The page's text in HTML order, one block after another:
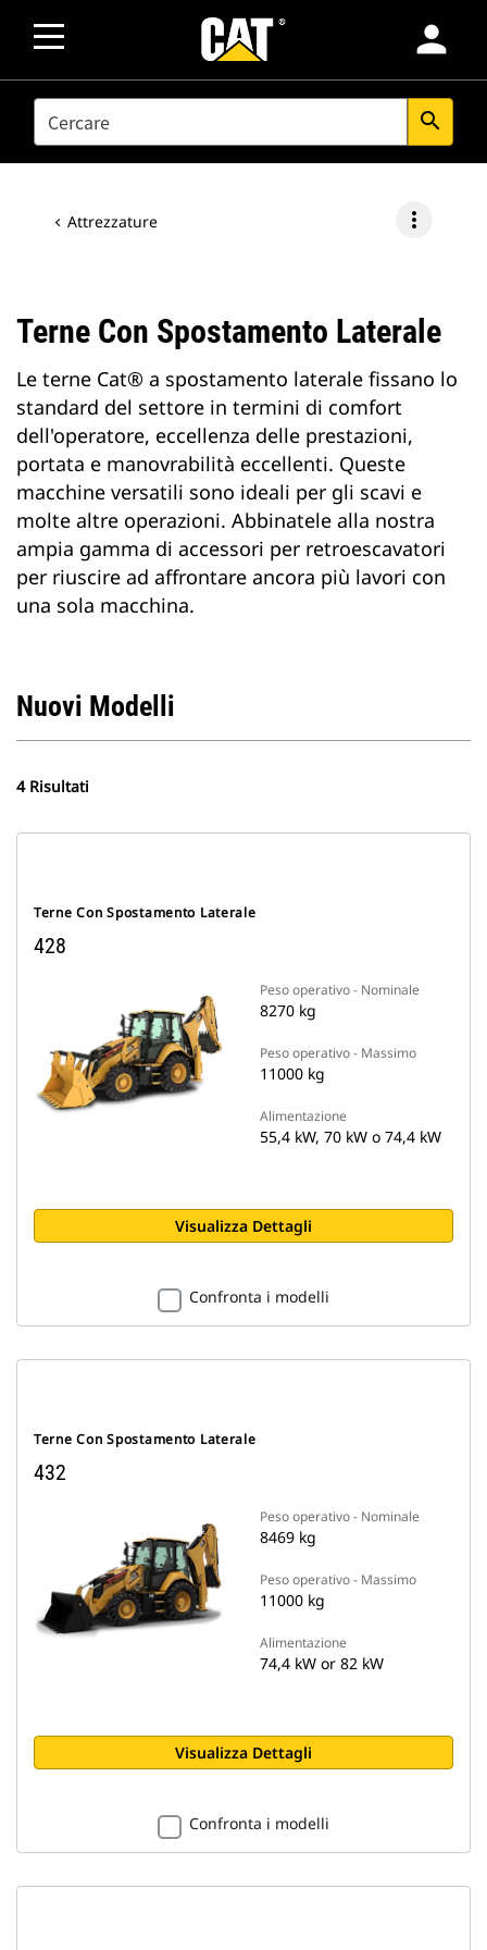
person
SEARCH search
Attrezzature more_vert
Terne Con Spostamento Laterale
Le terne Cat® a spostamento laterale fissano lo
standard del settore in termini di comfort
dell'operatore, eccellenza delle prestazioni,
portata e manovrabilità eccellenti. Queste
macchine versatili sono ideali per gli scavi e
molte altre operazioni. Abbinatele alla nostra
ampia gamma di accessori per retroescavatori
per riuscire ad affrontare ancora più lavori con
una sola macchina.
Nuovi Modelli
4 Risultati
Terne Con Spostamento Laterale
428
Peso operativo - Nominale
8270 kg
Peso operativo - Massimo
11000 kg
Alimentazione
55,4 kW, 70 kW o 74,4 kW
Visualizza Dettagli
Confronta i modelli
Terne Con Spostamento Laterale
432
Peso operativo - Nominale
8469 kg
Peso operativo - Massimo
11000 kg
Alimentazione
74,4 kW or 82 kW
Visualizza Dettagli
Confronta i modelli